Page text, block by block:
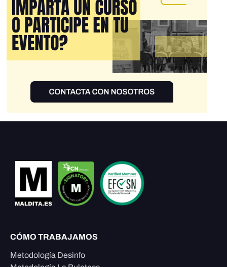
CÓMO TRABAJAMOS
Metodología Desinfo